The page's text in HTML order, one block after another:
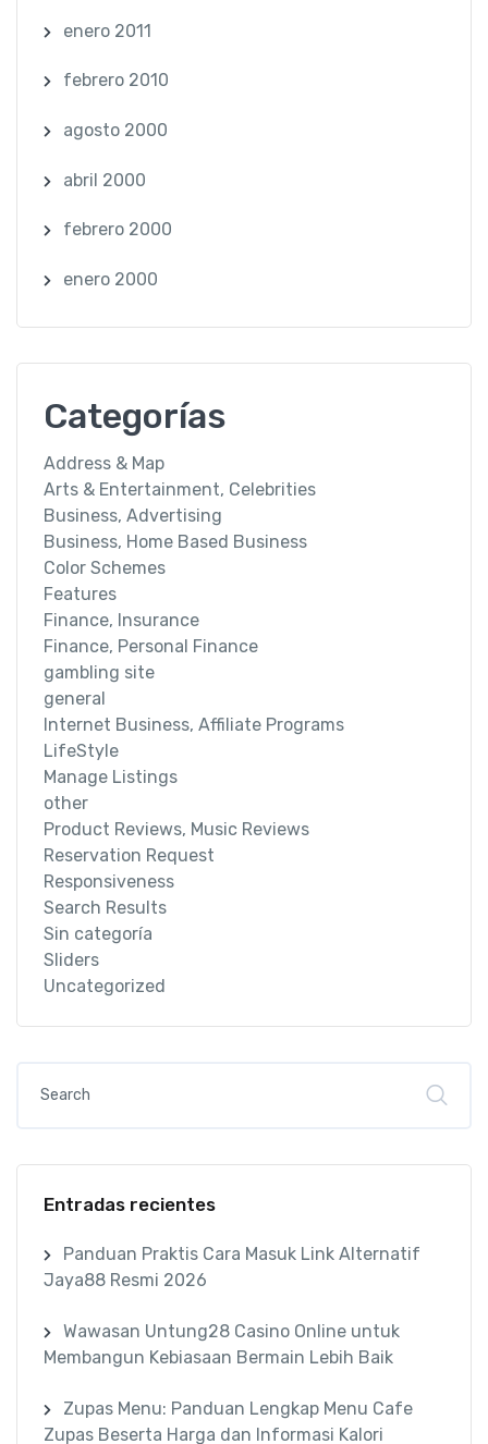
enero 2011
febrero 2010
agosto 2000
abril 2000
febrero 2000
enero 2000
Categorías
Address & Map
Arts & Entertainment, Celebrities
Business, Advertising
Business, Home Based Business
Color Schemes
Features
Finance, Insurance
Finance, Personal Finance
gambling site
general
Internet Business, Affiliate Programs
LifeStyle
Manage Listings
other
Product Reviews, Music Reviews
Reservation Request
Responsiveness
Search Results
Sin categoría
Sliders
Uncategorized
Entradas recientes
Panduan Praktis Cara Masuk Link Alternatif
Jaya88 Resmi 2026
Wawasan Untung28 Casino Online untuk
Membangun Kebiasaan Bermain Lebih Baik
Zupas Menu: Panduan Lengkap Menu Cafe
Zupas Beserta Harga dan Informasi Kalori